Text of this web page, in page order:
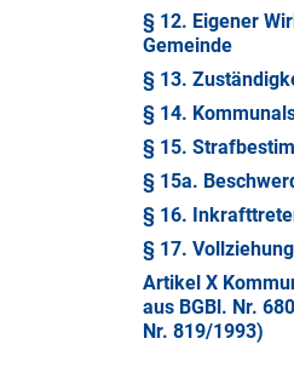
§ 12. Eigener
Gemeinde
§ 13.
§ 14.
§ 15.
§ 15a.
§ 16.
§ 17. Vollziehung
Artikel X
aus BGBl. Nr.
Nr. 819/1993)